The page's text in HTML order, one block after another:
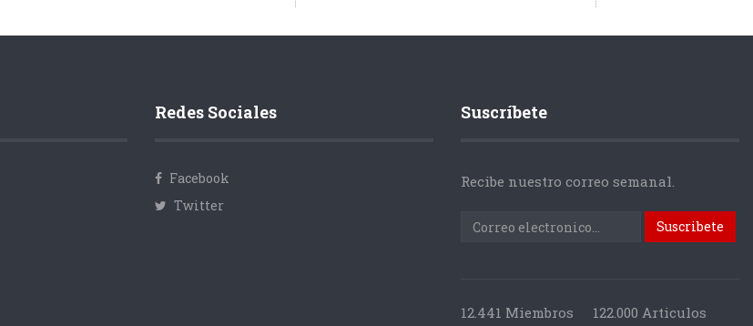
Redes Sociales
Facebook
Twitter
Suscríbete
Recibe nuestro correo semanal.
12.441 Miembros 122.000 Articulos